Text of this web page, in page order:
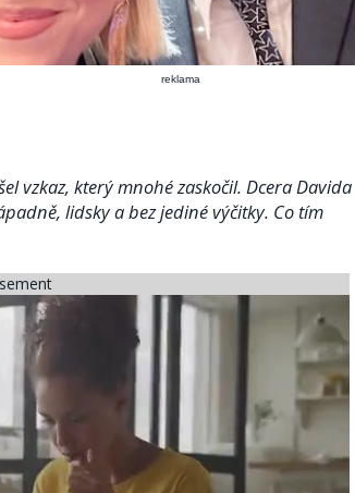
reklama
vzkaz, který mnohé zaskočil. Dcera Davida
lidsky a bez jediné výčitky. Co tím